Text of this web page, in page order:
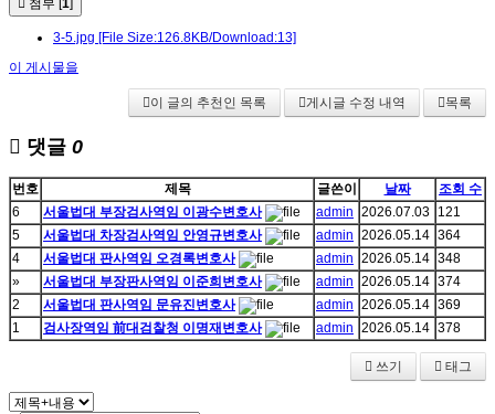
첨부 [1]
3-5.jpg [File Size:126.8KB/Download:13]
이 게시물을
이 글의 추천인 목록 게시글 수정 내역 목록
댓글 0
번호 제목 글쓴이 날짜
조회 수
6
서울법대 부장검사역임 이광수변호사 admin 2026.07.03 121
5
서울법대 차장검사역임 안영규변호사 admin 2026.05.14 364
4
서울법대 판사역임 오경록변호사 admin 2026.05.14 348
»
서울법대 부장판사역임 이준희변호사 admin 2026.05.14 374
2
서울법대 판사역임 문유진변호사 admin 2026.05.14 369
1
검사장역임 前대검찰청 이명재변호사 admin 2026.05.14 378
쓰기 태그